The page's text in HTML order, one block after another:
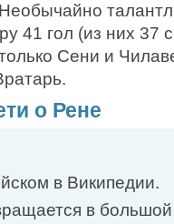
41 гол (из них 37
Сени и
о Рене
в Википедии.
в